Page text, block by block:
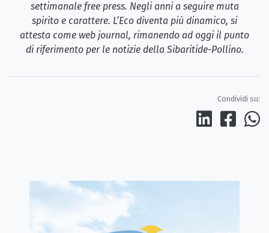
settimanale free press. Negli anni a seguire muta
spirito e carattere. L’Eco diventa più dinamico, si
attesta come web journal, rimanendo ad oggi il punto
di riferimento per le notizie della Sibaritide-Pollino.
Condividi su: